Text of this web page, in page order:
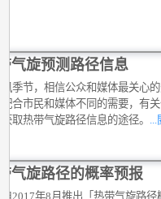
气旋预测路径信息
季节，相信公众和媒体最关心
合市民和媒体不同的需要，有
取热带气旋路径信息的途径。
气旋路径的概率预报
2017年8月推出「热带气旋路